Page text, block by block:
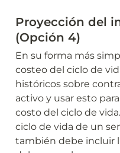
Proyección del
(Opción 4)
En su forma más
costeo del ciclo de
históricos sobre
activo y usar esto
costo del ciclo de
ciclo de vida de un
también debe incluir